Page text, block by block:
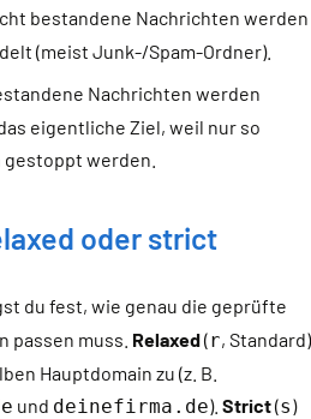
bestandene Nachrichten werden
(meist Junk-/Spam-Ordner).
Nachrichten werden
das eigentliche Ziel, weil nur so
werden.
oder strict
du fest, wie genau die geprüfte
passen muss. Relaxed(r, Standard)
Hauptdomain zu (z. B.
und deinefirma.de). Strict(s)